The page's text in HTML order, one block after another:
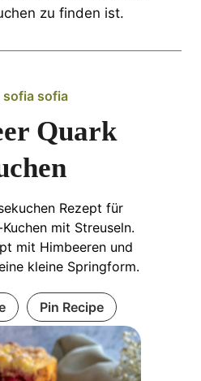
zu finden ist.
sofia sofia
Quark
Rezept für
mit Streuseln.
mit Himbeeren und
kleine Springform.
Pin Recipe